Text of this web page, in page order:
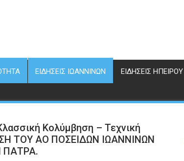
ΕΙΔΉΣΕΙΣ ΙΩΑΝΝΊΝΩΝ ΕΙΔΉΣΕΙΣ ΗΠΕΊΡΟΥ
Κολύμβηση – Τεχνική
ΤΟΥ ΑΟ ΠΟΣΕΙΔΩΝ ΙΩΑΝΝΙΝΩΝ
ΠΑΤΡΑ.